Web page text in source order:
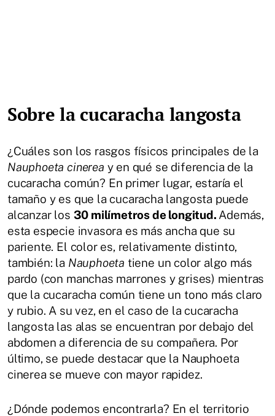
Sobre la cucaracha langosta
¿Cuáles son los rasgos físicos principales de la
Nauphoeta cinerea y en qué se diferencia de la
cucaracha común? En primer lugar, estaría el
tamaño y es que la cucaracha langosta puede
alcanzar los 30 milímetros de longitud. Además,
esta especie invasora es más ancha que su
pariente. El color es, relativamente distinto,
también: la Nauphoeta tiene un color algo más
pardo (con manchas marrones y grises) mientras
que la cucaracha común tiene un tono más claro
y rubio. A su vez, en el caso de la cucaracha
langosta las alas se encuentran por debajo del
abdomen a diferencia de su compañera. Por
último, se puede destacar que la Nauphoeta
cinerea se mueve con mayor rapidez.
¿Dónde podemos encontrarla? En el territorio